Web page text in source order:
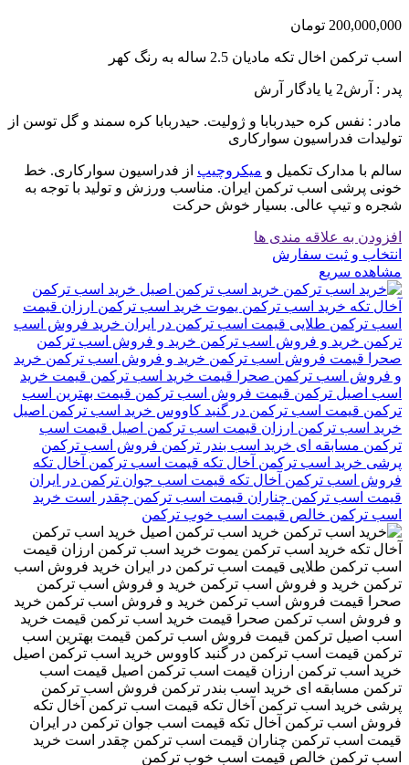
200,000,000 تومان
اسب ترکمن اخال تکه مادیان 2.5 ساله به رنگ کهر
پدر : آرش2 یا یادگار آرش
مادر : نفس کره حیدربابا و ژولیت. حیدربابا کره سمند و گل توسن از
تولیدات فدراسیون سوارکاری
سالم با مدارک تکمیل و میکروچیپ از فدراسیون سوارکاری. خط
خونی پرشی اسب ترکمن ایران. مناسب ورزش و تولید با توجه به
شجره و تیپ عالی. بسیار خوش حرکت
افزودن به علاقه مندی ها
انتخاب و ثبت سفارش
مشاهده سریع